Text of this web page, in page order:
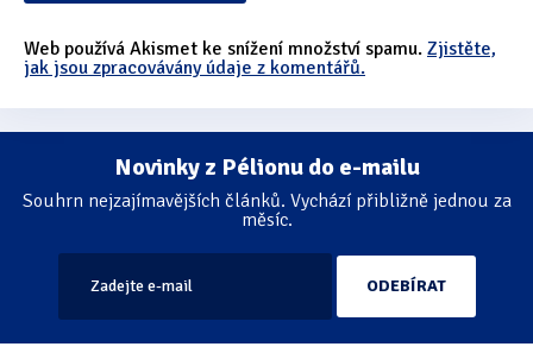
Web používá Akismet ke snížení množství spamu. Zjistěte,
jak jsou zpracovávány údaje z komentářů.
Novinky z Pélionu do e-mailu
Souhrn nejzajímavějších článků. Vychází přibližně jednou za
měsíc.